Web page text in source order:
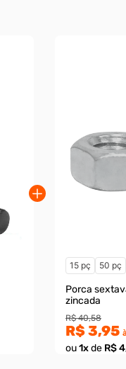
15 pç 50 pç
Porca
zincada
R$ 40,58
R$ 3,95
ou1xde R$